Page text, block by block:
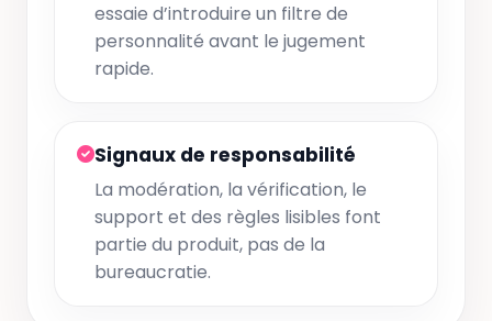
essaie d’introduire un filtre de
personnalité avant le jugement
rapide.
Signaux de responsabilité
La modération, la vérification, le
support et des règles lisibles font
partie du produit, pas de la
bureaucratie.